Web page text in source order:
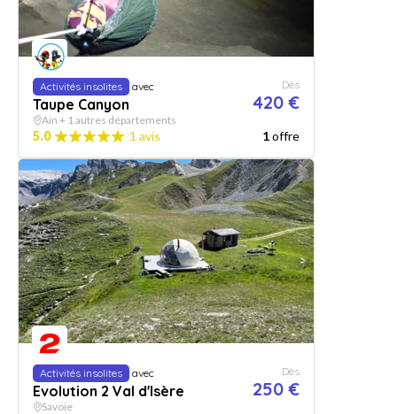
Activités insolites avec
Taupe Canyon
Dès
420 €
Ain + 1 autres départements
5.0 1 avis 1offre
Activités insolites avec
Evolution 2 Val d'Isère
Dès
250 €
Savoie